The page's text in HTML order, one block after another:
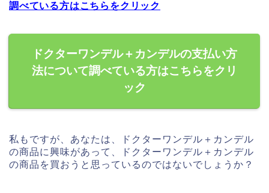
調べている方はこちらをクリック
ドクターワンデル＋カンデルの支払い方
法について調べている方はこちらをクリ
ック
私もですが、あなたは、ドクターワンデル＋カンデル
の商品に興味があって、ドクターワンデル＋カンデル
の商品を買おうと思っているのではないでしょうか？